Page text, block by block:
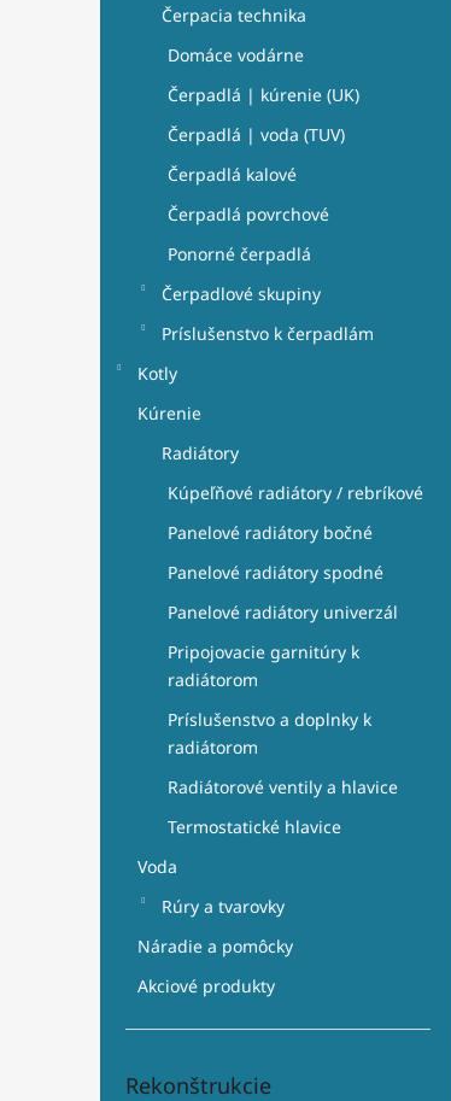
Čerpacia technika
Domáce vodárne
Čerpadlá | kúrenie (UK)
Čerpadlá | voda (TUV)
Čerpadlá kalové
Čerpadlá povrchové
Ponorné čerpadlá
Čerpadlové skupiny
Príslušenstvo k čerpadlám
Kotly
Kúrenie
Radiátory
Kúpeľňové radiátory / rebríkové
Panelové radiátory bočné
Panelové radiátory spodné
Panelové radiátory univerzál
Pripojovacie garnitúry k
radiátorom
Príslušenstvo a doplnky k
radiátorom
Radiátorové ventily a hlavice
Termostatické hlavice
Voda
Rúry a tvarovky
Náradie a pomôcky
Akciové produkty
Rekonštrukcie